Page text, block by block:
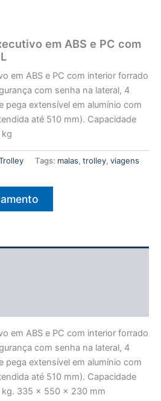
em ABS e PC com
em ABS e PC com interior forrado
com senha na lateral, 4
pega extensível em alumínio com
até 510 mm). Capacidade
Tags: malas, trolley, viagens
em ABS e PC com interior forrado
com senha na lateral, 4
pega extensível em alumínio com
até 510 mm). Capacidade
kg. 335 x 550 x 230 mm